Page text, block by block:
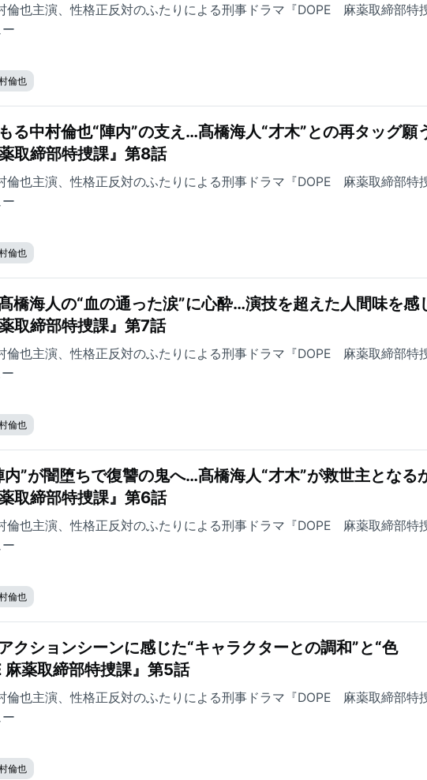
倫也主演、性格正反対のふたりによる刑事ドラマ『DOPE 麻薬取締部特
倫也
る中村倫也“陣内”の支え…髙橋海人“才木”との再タッグ願
薬取締部特捜課』第8話
倫也主演、性格正反対のふたりによる刑事ドラマ『DOPE 麻薬取締部特
倫也
橋海人の“血の通った涙”に心酔…演技を超えた人間味を感
薬取締部特捜課』第7話
倫也主演、性格正反対のふたりによる刑事ドラマ『DOPE 麻薬取締部特
倫也
内”が闇堕ちで復讐の鬼へ…髙橋海人“才木”が救世主となる
薬取締部特捜課』第6話
倫也主演、性格正反対のふたりによる刑事ドラマ『DOPE 麻薬取締部特
倫也
クションシーンに感じた“キャラクターとの調和”と“色
麻薬取締部特捜課』第5話
倫也主演、性格正反対のふたりによる刑事ドラマ『DOPE 麻薬取締部特
倫也